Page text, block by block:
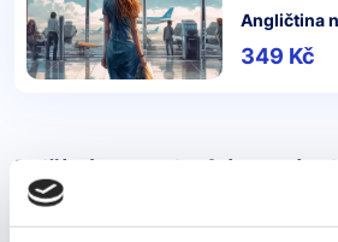
Angličtina
349 Kč
Další výrazy nebo fráze v této
slovníku